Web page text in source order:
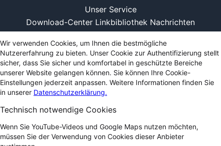
Unser Service
Download-Center Linkbibliothek Nachrichten
Wir verwenden Cookies, um Ihnen die bestmögliche
Nutzererfahrung zu bieten. Unser Cookie zur Authentifizierung stellt
sicher, dass Sie sicher und komfortabel in geschützte Bereiche
unserer Website gelangen können. Sie können Ihre Cookie-
Einstellungen jederzeit anpassen. Weitere Informationen finden Sie
in unserer Datenschutzerklärung.
Technisch notwendige Cookies
Wenn Sie YouTube-Videos und Google Maps nutzen möchten,
müssen Sie der Verwendung von Cookies dieser Anbieter